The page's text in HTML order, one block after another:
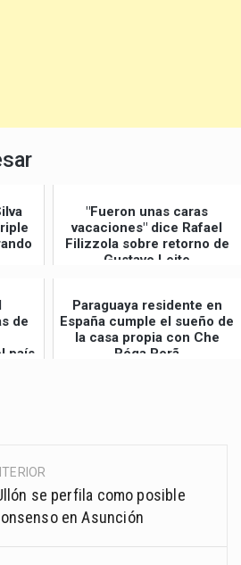
"Fueron unas caras
vacaciones" dice Rafael
Filizzola sobre retorno de
Gustavo Leite
de
país
Paraguaya residente en
España cumple el sueño de
la casa propia con Che
Róga Porã
se perfila como posible
en Asunción